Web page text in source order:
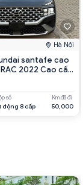
Hà Nội
santafe cao
Cao cấp
số
động 8 cấp
Km đã đi
50,000